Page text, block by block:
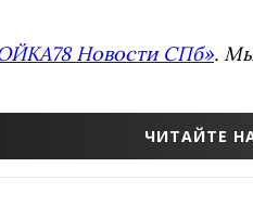
Новости СПб».
ЧИТАЙТЕ